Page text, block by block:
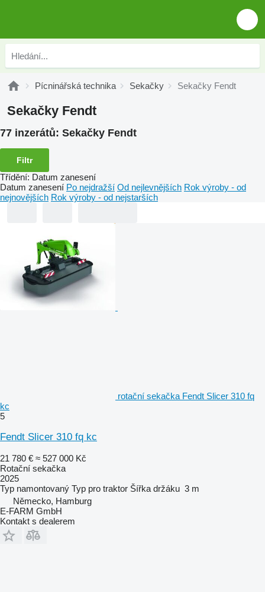
Pícninářská technika Sekačky Sekačky Fendt
Sekačky Fendt
77 inzerátů: Sekačky Fendt
Filtr
Třídění: Datum zanesení
Datum zanesení Po nejdražší Od nejlevnějších Rok výroby - od
nejnovějších Rok výroby - od nejstarších
rotační sekačka Fendt Slicer 310 fq
kc
5
Fendt Slicer 310 fq kc
21 780 € ≈ 527 000 Kč
Rotační sekačka
2025
Typ namontovaný Typ pro traktor Šířka držáku 3 m
Německo, Hamburg
E-FARM GmbH
Kontakt s dealerem